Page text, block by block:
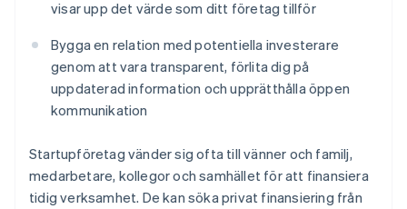
visar upp det värde som ditt företag tillför
Bygga en relation med potentiella investerare
genom att vara transparent, förlita dig på
uppdaterad information och upprätthålla öppen
kommunikation
Startupföretag vänder sig ofta till vänner och familj,
medarbetare, kollegor och samhället för att finansiera
tidig verksamhet. De kan söka privat finansiering från